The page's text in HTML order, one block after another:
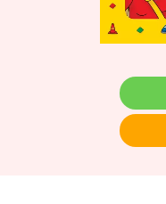
Fable, myth, literature
Ogres, monsters and